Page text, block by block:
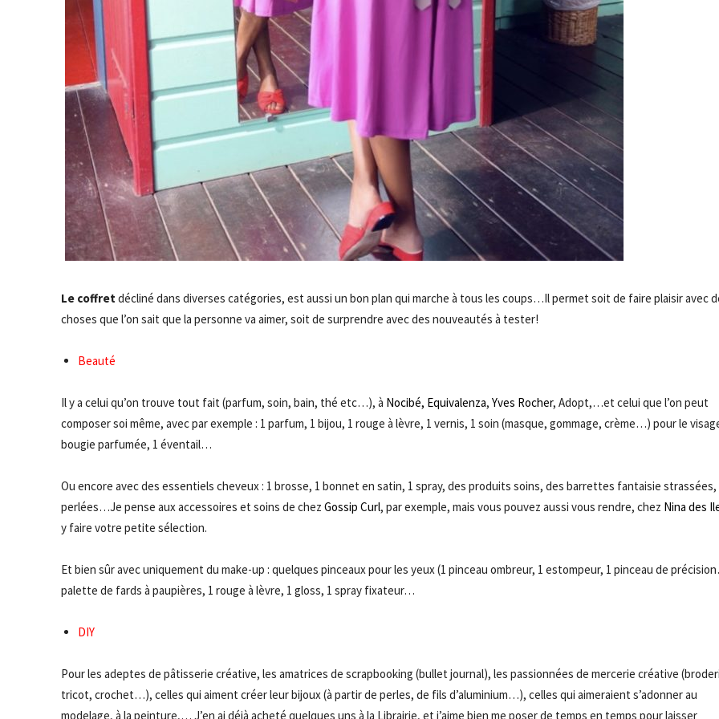
Le coffretdécliné dans diverses catégories, est aussi un bon plan qui marche à tous les coups…Il permet soit de faire plaisir avec
choses que l’on sait que la personne va aimer, soit de surprendre avec des nouveautés à tester!
Beauté
Il y a celui qu’on trouve tout fait (parfum, soin, bain, thé etc…), à Nocibé, Equivalenza, Yves Rocher, Adopt,…et celui que l’on peut
composer soi même, avec par exemple : 1 parfum, 1 bijou, 1 rouge à lèvre, 1 vernis, 1 soin (masque, gommage, crème…) pour le
bougie parfumée, 1 éventail…
Ou encore avec des essentiels cheveux : 1 brosse, 1 bonnet en satin, 1 spray, des produits soins, des barrettes fantaisie strassées,
perlées…Je pense aux accessoires et soins de chez Gossip Curl, par exemple, mais vous pouvez aussi vous rendre, chez Nina des
y faire votre petite sélection.
Et bien sûr avec uniquement du make-up : quelques pinceaux pour les yeux (1 pinceau ombreur, 1 estompeur, 1 pinceau de
palette de fards à paupières, 1 rouge à lèvre, 1 gloss, 1 spray fixateur…
DIY
Pour les adeptes de pâtisserie créative, les amatrices de scrapbooking (bullet journal), les passionnées de mercerie créative
tricot, crochet…), celles qui aiment créer leur bijoux (à partir de perles, de fils d’aluminium…), celles qui aimeraient s’adonner au
modelage, à la peinture,… J’en ai déjà acheté quelques uns à la Librairie, et j’aime bien me poser de temps en temps pour laisser